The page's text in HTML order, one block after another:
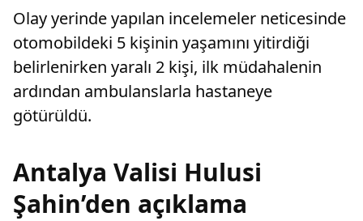
Olay yerinde yapılan incelemeler neticesinde
otomobildeki 5 kişinin yaşamını yitirdiği
belirlenirken yaralı 2 kişi, ilk müdahalenin
ardından ambulanslarla hastaneye
götürüldü.
Antalya Valisi Hulusi
Şahin’den açıklama